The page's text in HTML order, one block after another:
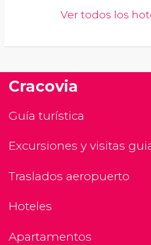
Ver todos los
Cracovia
Guía turística
Excursiones y visitas
Traslados aeropuerto
Hoteles
Apartamentos